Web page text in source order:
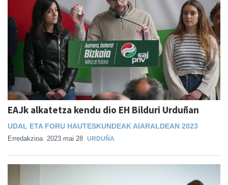
EAJk alkatetza kendu dio EH Bilduri Urduñan
UDAL ETA FORU HAUTESKUNDEAK AIARALDEAN 2023
Erredakzioa 2023 mai 28 URDUÑA